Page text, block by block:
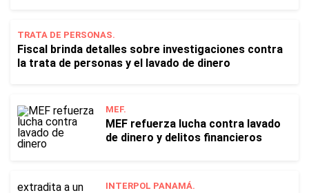
TRATA DE PERSONAS.
Fiscal brinda detalles sobre investigaciones contra
la trata de personas y el lavado de dinero
MEF.
MEF refuerza lucha contra lavado
de dinero y delitos financieros
INTERPOL PANAMÁ.